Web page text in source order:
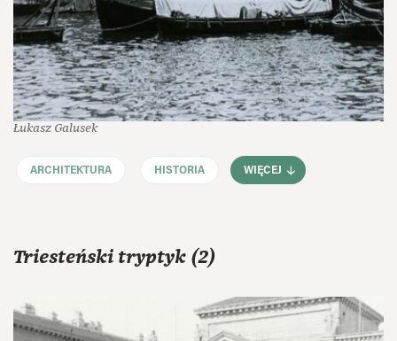
Łukasz Galusek
ARCHITEKTURA HISTORIA WIĘCEJ
Triesteński tryptyk (2)